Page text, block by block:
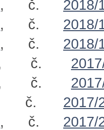
, č. 2018/
, č. 2018/
, č. 2018/
č.
č.
č. 2017/
, č. 2017/